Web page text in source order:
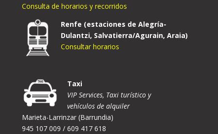
Consulta de horarios y recorridos
Renfe (estaciones de Alegría-
Dulantzi, Salvatierra/Agurain, Araia)
Consultar horarios
Taxi
VIP Services, Taxi turístico y
vehículos de alquiler
Marieta-Larrinzar (Barrundia)
945 107 009 / 609 417 618